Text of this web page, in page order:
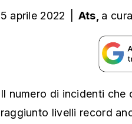
5 aprile 2022 Ats, a cura
Il numero di incidenti
raggiunto livelli record